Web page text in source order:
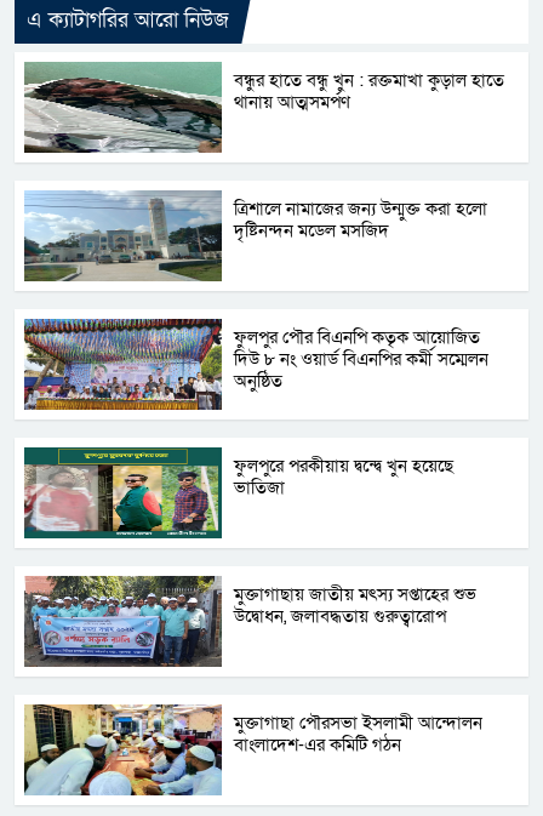
এ ক্যাটাগরির আরো নিউজ
বন্ধুর হাতে বন্ধু খুন : রক্তমাখা কুড়াল হাতে
থানায় আত্মসমর্পণ
ত্রিশালে নামাজের জন্য উন্মুক্ত করা হলো
দৃষ্টিনন্দন মডেল মসজিদ
ফুলপুর পৌর বিএনপি কতৃক আয়োজিত
দিউ ৮ নং ওয়ার্ড বিএনপির কর্মী সম্মেলন
অনুষ্ঠিত
ফুলপুরে পরকীয়ায় দ্বন্দ্বে খুন হয়েছে
ভাতিজা
‎মুক্তাগাছায় জাতীয় মৎস্য সপ্তাহের শুভ
উদ্বোধন, জলাবদ্ধতায় গুরুত্বারোপ
মুক্তাগাছা পৌরসভা ইসলামী আন্দোলন
বাংলাদেশ-এর কমিটি গঠন